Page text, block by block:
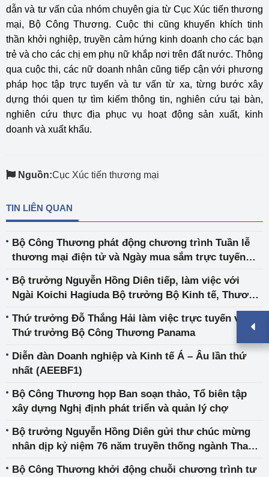
dẫn và tư vấn của nhóm chuyên gia từ Cục Xúc tiến thương
mại, Bộ Công Thương. Cuộc thi cũng khuyến khích tinh
thần khởi nghiệp, truyền cảm hứng kinh doanh cho các bạn
trẻ và cho các chị em phụ nữ khắp nơi trên đất nước. Thông
qua cuộc thi, các nữ doanh nhân cũng tiếp cận với phương
pháp học tập trực tuyến và tư vấn từ xa, từng bước xây
dựng thói quen tự tìm kiếm thông tin, nghiên cứu tại bàn,
nghiên cứu thực địa phục vụ hoạt động sản xuất, kinh
doanh và xuất khẩu.
Nguồn:Cục Xúc tiến thương mại
TIN LIÊN QUAN
Bộ Công Thương phát động chương trình Tuần lễ
thương mại điện tử và Ngày mua sắm trực tuyến
Bộ trưởng Nguyễn Hồng Diên tiếp, làm việc với
Ngài Koichi Hagiuda Bộ trưởng Bộ Kinh tế, Thương
Thứ trưởng Đỗ Thắng Hải làm việc trực tuyến với
Thứ trưởng Bộ Công Thương Panama
Diễn đàn Doanh nghiệp và Kinh tế Á – Âu lần thứ
nhất (AEEBF1)
Bộ Công Thương họp Ban soạn thảo, Tổ biên tập
xây dựng Nghị định phát triển và quản lý chợ
Bộ trưởng Nguyễn Hồng Diên gửi thư chúc mừng
nhân dịp kỷ niệm 76 năm truyền thống ngành Thanh
Bộ Công Thương khởi động chuỗi chương trình tư